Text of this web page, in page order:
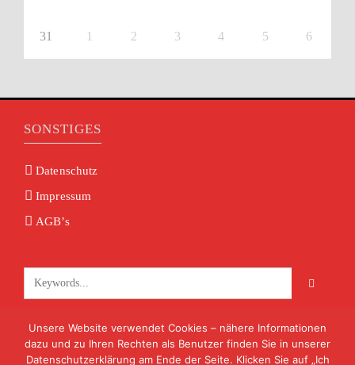
31 1 2 3 4 5 6
SONSTIGES
Datenschutz
Impressum
AGB’s
KONTAKT
Unsere Website verwendet Cookies – nähere Informationen
dazu und zu Ihren Rechten als Benutzer finden Sie in unserer
Datenschutzerklärung am Ende der Seite. Klicken Sie auf „Ich